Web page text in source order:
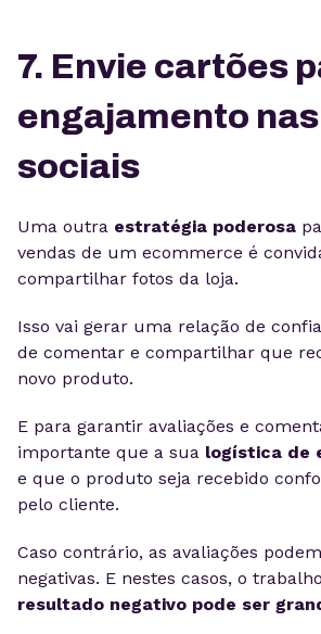
7. Envie cartões
engajamento
sociais
Uma outra estratégia poderosa
vendas de um ecommerce é
compartilhar fotos da loja.
Isso vai gerar uma relação de
de comentar e compartilhar que
novo produto.
E para garantir avaliações e
importante que a sua logística de
e que o produto seja recebido
pelo cliente.
Caso contrário, as avaliações
negativas. E nestes casos, o
resultado negativo pode ser